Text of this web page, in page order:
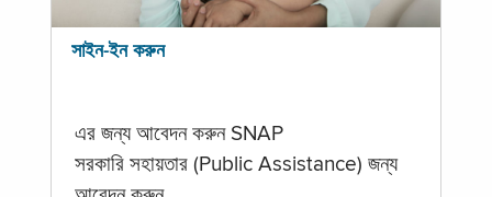
সাইন-ইন করুন
এর জন্য আবেদন করুন SNAP
সরকারি সহায়তার (Public Assistance) জন্য